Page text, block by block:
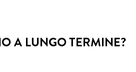
A LUNGO TERMINE?